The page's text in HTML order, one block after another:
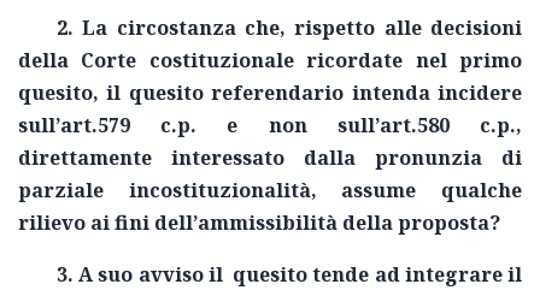
2. La circostanza che, rispetto alle decisioni
della Corte costituzionale ricordate nel primo
quesito, il quesito referendario intenda incidere
sull’art.579 c.p. e non sull’art.580 c.p.,
direttamente interessato dalla pronunzia di
parziale incostituzionalità, assume qualche
rilievo ai fini dell’ammissibilità della proposta?
3. A suo avviso il quesito tende ad integrare il